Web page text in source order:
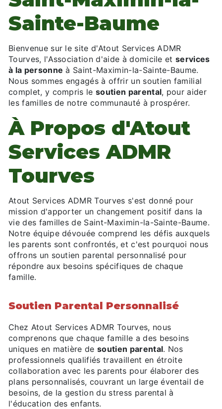
Sainte-Baume
Bienvenue sur le site d'Atout Services ADMR
Tourves, l'Association d'aide à domicile etservices
à la personne à Saint-Maximin-la-Sainte-Baume.
Nous sommes engagés à offrir un soutien familial
complet, y compris lesoutien parental, pour aider
les familles de notre communauté à prospérer.
À Propos d'Atout
Services ADMR
Tourves
Atout Services ADMR Tourves s'est donné pour
mission d'apporter un changement positif dans la
vie des familles de Saint-Maximin-la-Sainte-Baume.
Notre équipe dévouée comprend les défis auxquels
les parents sont confrontés, et c'est pourquoi nous
offrons un soutien parental personnalisé pour
répondre aux besoins spécifiques de chaque
famille.
Soutien Parental Personnalisé
Chez Atout Services ADMR Tourves, nous
comprenons que chaque famille a des besoins
uniques en matière desoutien parental. Nos
professionnels qualifiés travaillent en étroite
collaboration avec les parents pour élaborer des
plans personnalisés, couvrant un large éventail de
besoins, de la gestion du stress parental à
l'éducation des enfants.